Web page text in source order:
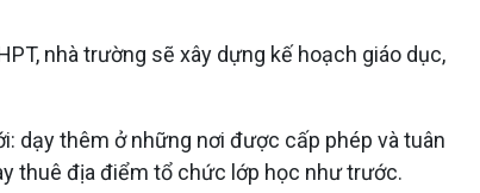
nhà trường sẽ xây dựng kế hoạch giáo dục,
dạy thêm ở những nơi được cấp phép và tuân
thuê địa điểm tổ chức lớp học như trước.